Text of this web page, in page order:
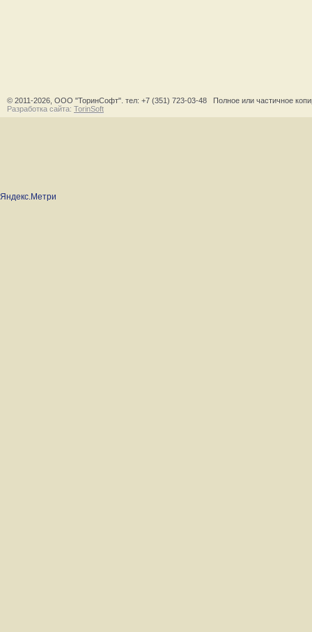
© 2011-2026, ООО "ТоринСофт". тел: +7 (351) 723-03-48 Полное или частичное
Разработка сайта: TorinSoft